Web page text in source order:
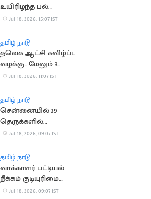
உயிரிழந்த பல்
மருத்துவரின்
கோடி இழப்பீடு
Jul 18, 2026, 15:07 IST
தமிழ் நாடு
தவெக ஆட்சி கவிழ்ப்பு
வழக்கு... மேலும் 3
பேரிடம் போலீசார் தீவிர
Jul 18, 2026, 11:07 IST
தமிழ் நாடு
சென்னையில் 39
தெருக்களில்
தெருநாய்களுக்கு
Jul 18, 2026, 09:07 IST
தமிழ் நாடு
வாக்காளர் பட்டியல்
நீக்கம் குடியுரிமை
இழப்பாகாது: உச்ச
Jul 18, 2026, 09:07 IST